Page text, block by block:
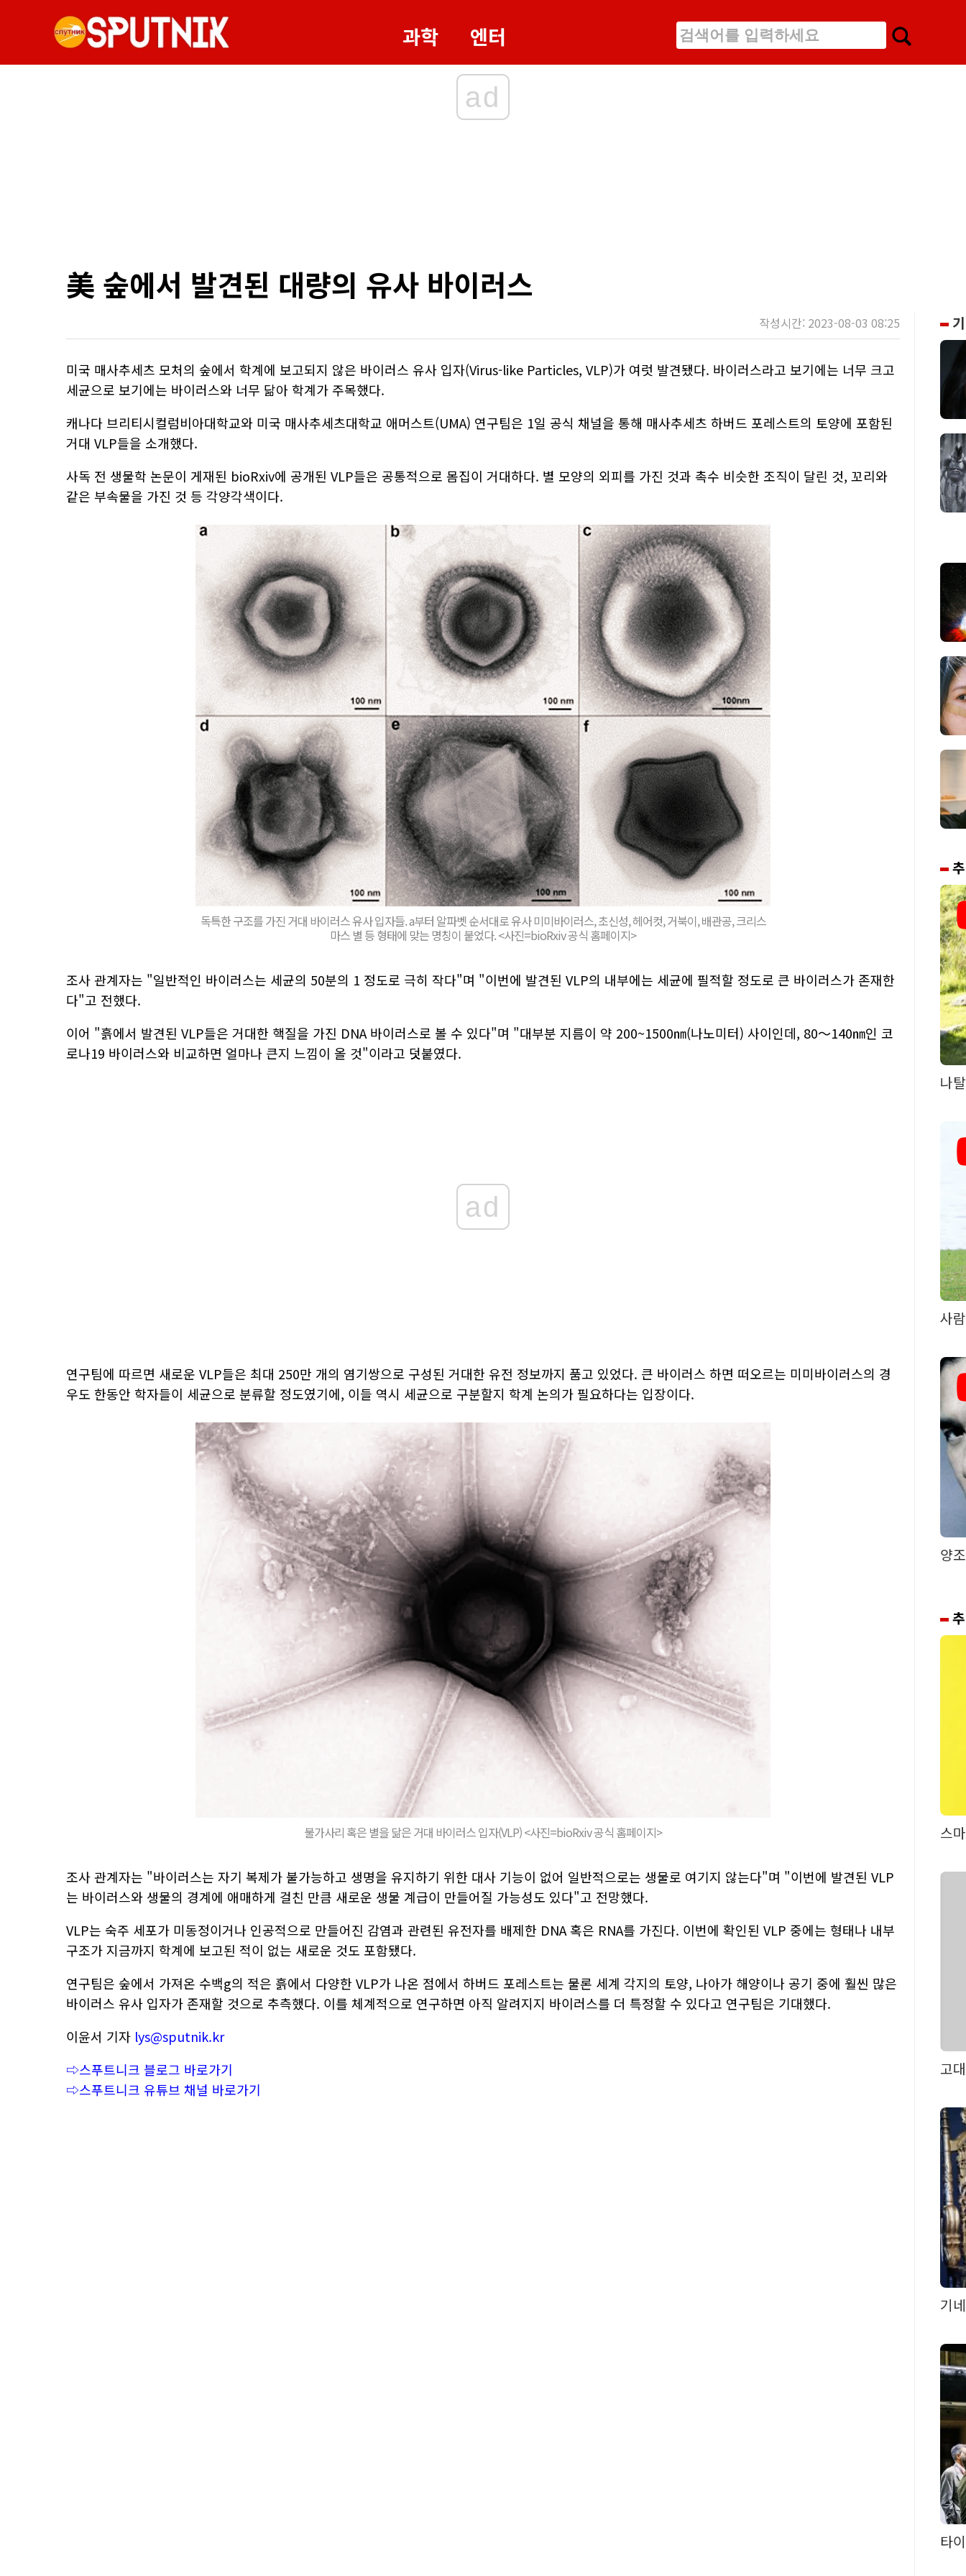
과학 엔터
ad
美 숲에서 발견된 대량의 유사 바이러스
작성시간: 2023-08-03 08:25
미국 매사추세츠 모처의 숲에서 학계에 보고되지 않은 바이러스 유사 입자(Virus-like Particles, VLP)가 여럿 발견됐다. 바이러스라고 보기에는 너무 크고
세균으로 보기에는 바이러스와 너무 닮아 학계가 주목했다.
캐나다 브리티시컬럼비아대학교와 미국 매사추세츠대학교 애머스트(UMA) 연구팀은 1일 공식 채널을 통해 매사추세츠 하버드 포레스트의 토양에 포함된
거대 VLP들을 소개했다.
사독 전 생물학 논문이 게재된 bioRxiv에 공개된 VLP들은 공통적으로 몸집이 거대하다. 별 모양의 외피를 가진 것과 촉수 비슷한 조직이 달린 것, 꼬리와
같은 부속물을 가진 것 등 각양각색이다.
독특한 구조를 가진 거대 바이러스 유사 입자들. a부터 알파벳 순서대로 유사 미미바이러스, 초신성, 헤어컷, 거북이, 배관공, 크리스
마스 별 등 형태에 맞는 명칭이 붙었다. <사진=bioRxiv 공식 홈페이지>
조사 관계자는 "일반적인 바이러스는 세균의 50분의 1 정도로 극히 작다"며 "이번에 발견된 VLP의 내부에는 세균에 필적할 정도로 큰 바이러스가 존재한
다"고 전했다.
이어 "흙에서 발견된 VLP들은 거대한 핵질을 가진 DNA 바이러스로 볼 수 있다"며 "대부분 지름이 약 200~1500㎚(나노미터) 사이인데, 80～140㎚인 코
로나19 바이러스와 비교하면 얼마나 큰지 느낌이 올 것"이라고 덧붙였다.
ad
연구팀에 따르면 새로운 VLP들은 최대 250만 개의 염기쌍으로 구성된 거대한 유전 정보까지 품고 있었다. 큰 바이러스 하면 떠오르는 미미바이러스의 경
우도 한동안 학자들이 세균으로 분류할 정도였기에, 이들 역시 세균으로 구분할지 학계 논의가 필요하다는 입장이다.
불가사리 혹은 별을 닮은 거대 바이러스 입자(VLP) <사진=bioRxiv 공식 홈페이지>
조사 관계자는 "바이러스는 자기 복제가 불가능하고 생명을 유지하기 위한 대사 기능이 없어 일반적으로는 생물로 여기지 않는다"며 "이번에 발견된 VLP
는 바이러스와 생물의 경계에 애매하게 걸친 만큼 새로운 생물 계급이 만들어질 가능성도 있다"고 전망했다.
VLP는 숙주 세포가 미동정이거나 인공적으로 만들어진 감염과 관련된 유전자를 배제한 DNA 혹은 RNA를 가진다. 이번에 확인된 VLP 중에는 형태나 내부
구조가 지금까지 학계에 보고된 적이 없는 새로운 것도 포함됐다.
연구팀은 숲에서 가져온 수백g의 적은 흙에서 다양한 VLP가 나온 점에서 하버드 포레스트는 물론 세계 각지의 토양, 나아가 해양이나 공기 중에 훨씬 많은
바이러스 유사 입자가 존재할 것으로 추측했다. 이를 체계적으로 연구하면 아직 알려지지 바이러스를 더 특정할 수 있다고 연구팀은 기대했다.
이윤서 기자 lys@sputnik.kr
⇨스푸트니크 블로그 바로가기
⇨스푸트니크 유튜브 채널 바로가기
나
사
양
스
고
기
타